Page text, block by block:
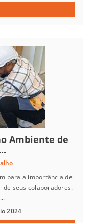
Ambiente de
para a importância de
seus colaboradores.
2024